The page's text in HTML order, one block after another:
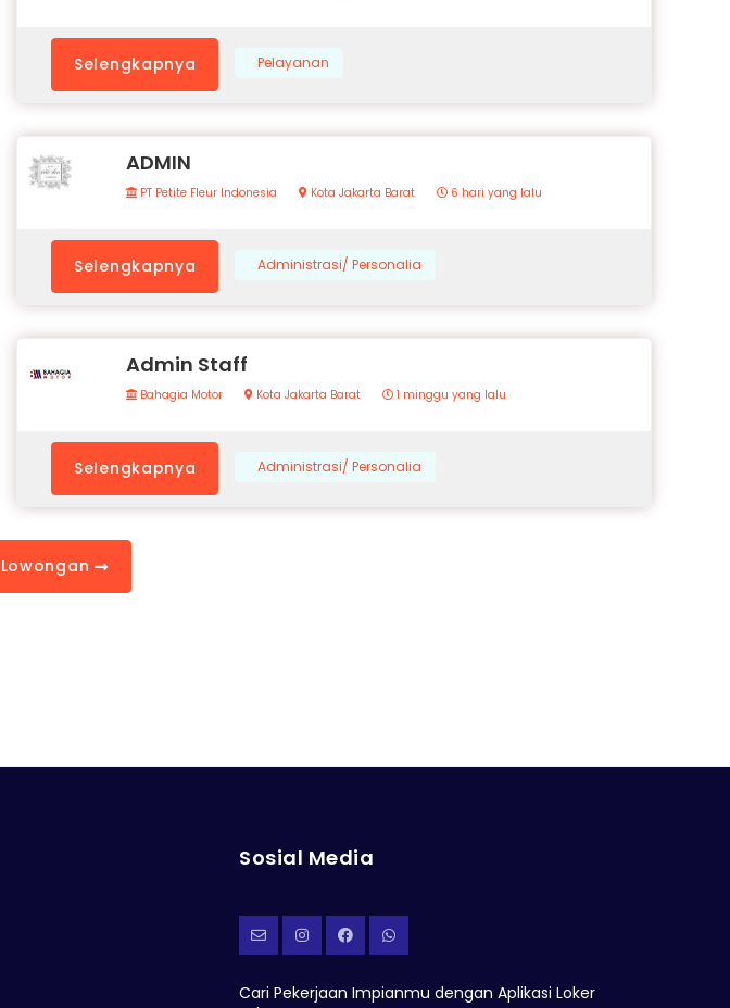
Selengkapnya Pelayanan
ADMIN
PT Petite Fleur Indonesia Kota Jakarta Barat 6 hari yang lalu
Selengkapnya Administrasi/ Personalia
Admin Staff
Bahagia Motor Kota Jakarta Barat 1 minggu yang lalu
Selengkapnya Administrasi/ Personalia
Sosial Media
Cari Pekerjaan Impianmu dengan Aplikasi Loker